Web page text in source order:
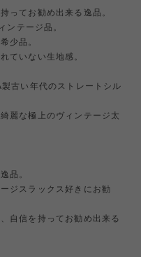
ってお勧め出来る逸品。
ンテージ品。
少品。
ていない生地感。
古い年代のストレートシル
麗な極上のヴィンテージ太
品。
ジスラックス好きにお勧
自信を持ってお勧め出来る